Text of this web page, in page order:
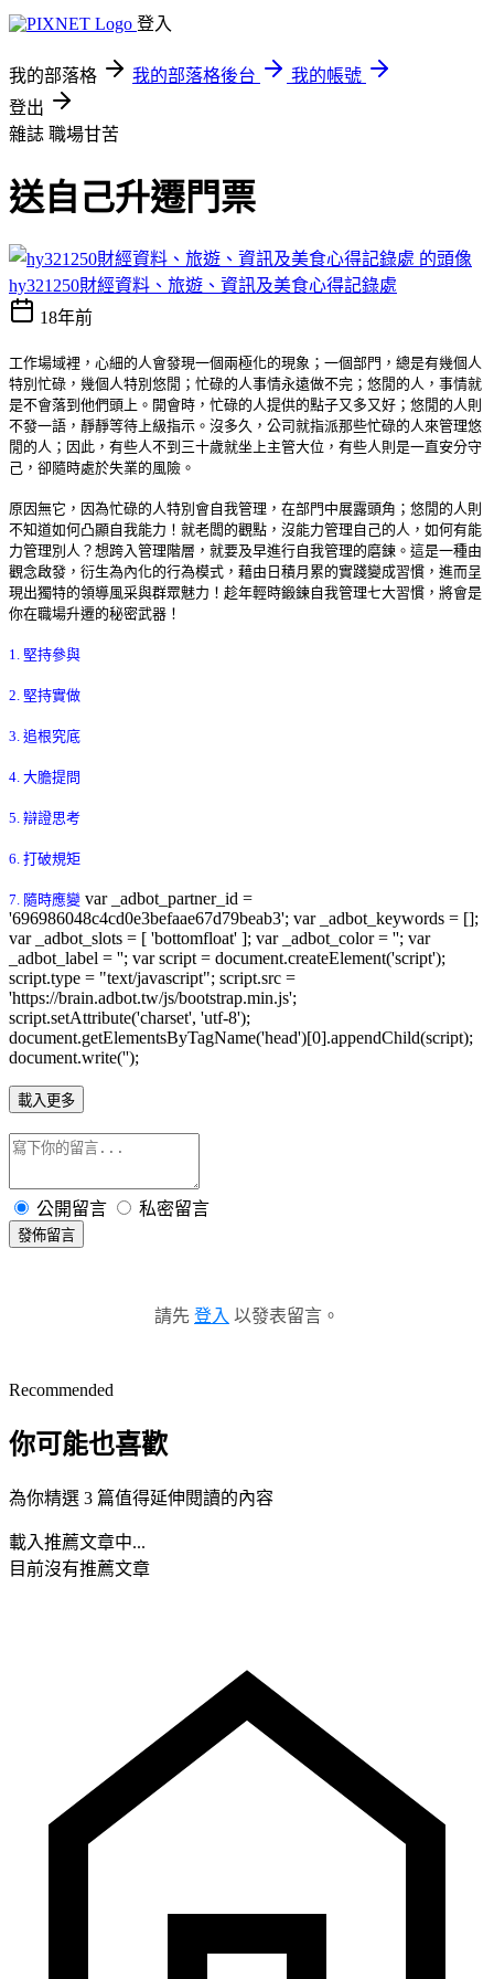
登入
我的部落格 我的部落格後台
我的帳號
登出
雜誌 職場甘苦
送自己升遷門票
hy321250財經資料、旅遊、資訊及美食心得記錄處
18年前
工作場域裡，心細的人會發現一個兩極化的現象；一個部門，總是有幾個人
特別忙碌，幾個人特別悠閒；忙碌的人事情永遠做不完；悠閒的人，事情就
是不會落到他們頭上。開會時，忙碌的人提供的點子又多又好；悠閒的人則
不發一語，靜靜等待上級指示。沒多久，公司就指派那些忙碌的人來管理悠
閒的人；因此，有些人不到三十歲就坐上主管大位，有些人則是一直安分守
己，卻隨時處於失業的風險。
原因無它，因為忙碌的人特別會自我管理，在部門中展露頭角；悠閒的人則
不知道如何凸顯自我能力！就老闆的觀點，沒能力管理自己的人，如何有能
力管理別人？想跨入管理階層，就要及早進行自我管理的磨鍊。這是一種由
觀念啟發，衍生為內化的行為模式，藉由日積月累的實踐變成習慣，進而呈
現出獨特的領導風采與群眾魅力！趁年輕時鍛鍊自我管理七大習慣，將會是
你在職場升遷的秘密武器！
1. 堅持參與
2. 堅持實做
3. 追根究底
4. 大膽提問
5. 辯證思考
6. 打破規矩
7. 隨時應變 var _adbot_partner_id =
'696986048c4cd0e3befaae67d79beab3'; var _adbot_keywords = [];
var _adbot_slots = [ 'bottomfloat' ]; var _adbot_color = ''; var
_adbot_label = ''; var script = document.createElement('script');
script.type = "text/javascript"; script.src =
'https://brain.adbot.tw/js/bootstrap.min.js';
script.setAttribute('charset', 'utf-8');
document.getElementsByTagName('head')[0].appendChild(script);
document.write('');
載入更多
公開留言 私密留言
發佈留言
請先 登入 以發表留言。
Recommended
你可能也喜歡
為你精選 3 篇值得延伸閱讀的內容
載入推薦文章中...
目前沒有推薦文章